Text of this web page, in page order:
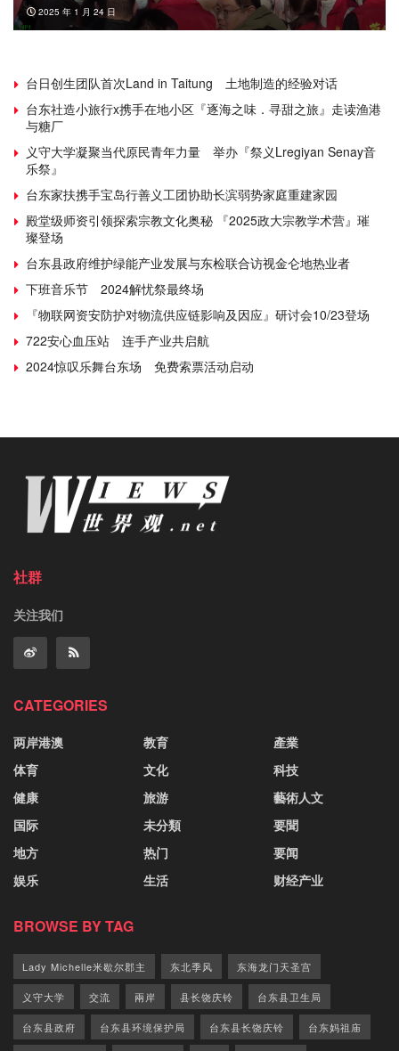
2025 年 1 月 24 日
台日创生团队首次Land in Taitung 土地制造的经验对话
台东社造小旅行x携手在地小区『逐海之味．寻甜之旅』走读渔港
与糖厂
义守大学凝聚当代原民青年力量 举办『祭义Lregiyan Senay音
乐祭』
台东家扶携手宝岛行善义工团协助长滨弱势家庭重建家园
殿堂级师资引领探索宗教文化奥秘 『2025政大宗教学术营』璀
璨登场
台东县政府维护绿能产业发展与东检联合访视金仑地热业者
下班音乐节 2024解忧祭最终场
『物联网资安防护对物流供应链影响及因应』研讨会10/23登场
722安心血压站 连手产业共启航
2024惊叹乐舞台东场 免费索票活动启动
社群
关注我们
CATEGORIES
两岸港澳
体育
健康
国际
地方
娱乐
教育
文化
旅游
未分類
热门
生活
產業
科技
藝術人文
要聞
要闻
财经产业
BROWSE BY TAG
Lady Michelle米歇尔郡主 东北季风 东海龙门天圣宫
义守大学 交流 兩岸 县长饶庆铃 台东县卫生局
台东县政府 台东县环境保护局 台东县长饶庆铃 台东妈祖庙